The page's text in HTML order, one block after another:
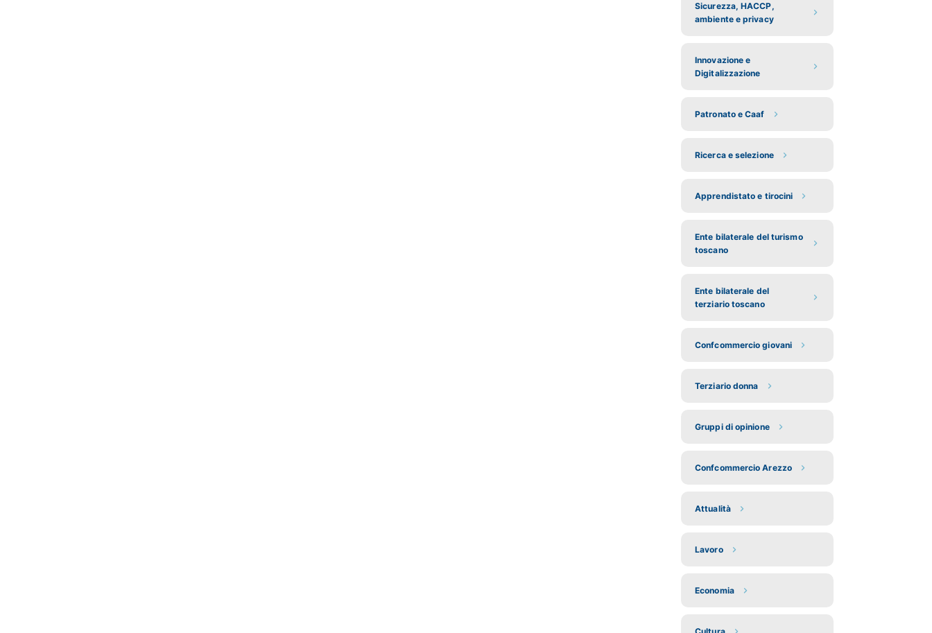
Sicurezza, HACCP,
ambiente e privacy
Innovazione e
Digitalizzazione
Patronato e Caaf
Ricerca e selezione
Apprendistato e tirocini
Ente bilaterale del turismo
toscano
Ente bilaterale del
terziario toscano
Confcommercio giovani
Terziario donna
Gruppi di opinione
Confcommercio Arezzo
Attualità
Lavoro
Economia